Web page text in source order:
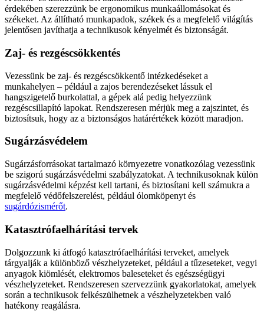
érdekében szerezzünk be ergonomikus munkaállomásokat és
székeket. Az állítható munkapadok, székek és a megfelelő világítás
jelentősen javíthatja a technikusok kényelmét és biztonságát.
Zaj- és rezgéscsökkentés
Vezessünk be zaj- és rezgéscsökkentő intézkedéseket a
munkahelyen – például a zajos berendezéseket lássuk el
hangszigetelő burkolattal, a gépek alá pedig helyezzünk
rezgéscsillapító lapokat. Rendszeresen mérjük meg a zajszintet, és
biztosítsuk, hogy az a biztonságos határértékek között maradjon.
Sugárzásvédelem
Sugárzásforrásokat tartalmazó környezetre vonatkozólag vezessünk
be szigorú sugárzásvédelmi szabályzatokat. A technikusoknak külön
sugárzásvédelmi képzést kell tartani, és biztosítani kell számukra a
megfelelő védőfelszerelést, például ólomköpenyt és
sugárdózismérőt.
Katasztrófaelhárítási tervek
Dolgozzunk ki átfogó katasztrófaelhárítási terveket, amelyek
tárgyalják a különböző vészhelyzeteket, például a tűzeseteket, vegyi
anyagok kiömlését, elektromos baleseteket és egészségügyi
vészhelyzeteket. Rendszeresen szervezzünk gyakorlatokat, amelyek
során a technikusok felkészülhetnek a vészhelyzetekben való
hatékony reagálásra.